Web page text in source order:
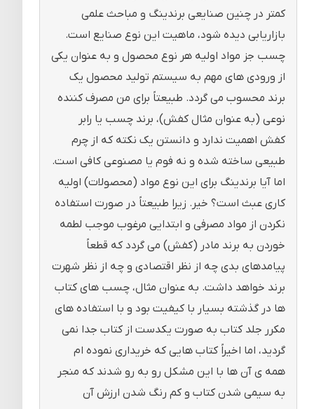
کمتر در چنین صنایعی برندینگ و مباحث علمی
بازاریابی دیده شود، ماهیت این نوع صنایع است.
چسب جز مواد اولیه هر نوع محصول و به عنوان یکی
از ورودی های مهم به سیستم تولید محصول یک
برند محسوب می گردد. طبیعتاً برای من مصرف کننده
نوعی (به عنوان مثال کفش)، برند چسب یا رابر
کفش اهمیت ندارد و دانستن یک نکته که از چرم
طبیعی ساخته شده و نه فوم یا مصنوعی کافی است.
اما آیا برندینگ برای این نوع مواد (محصولات) اولیه
کاری عبث است؟ خیر. زیرا طبیعتاً در صورت استفاده
نکردن از مواد مصرفی و ابتدایی مرغوب موجب لطمه
خوردن به برند مادر (کفش) می گردد که قطعاً
پیامدهای بدی چه از نظر اقتصادی و چه از نظر شهرت
برند خواهد داشت. به عنوان مثال، چسب های کتاب
ها در گذشته بسیار با کیفیت بود و با استفاده های
مکرر جلد کتاب به صورت یکدست از کتاب جدا نمی
گردید، اما اخیراً کتاب هایی که خریداری نموده ام
همه ی آن ها با این مشکل رو به رو شدند که منجر
به سیمی شدن کتاب و کم رنگ شدن ارزش آن